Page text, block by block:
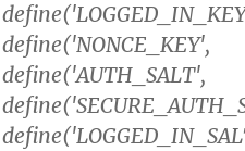
define('NONCE_KEY',
define('AUTH_SALT',